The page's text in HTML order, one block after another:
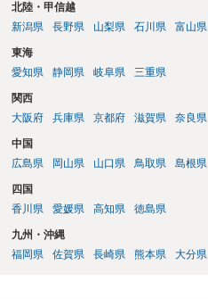
北陸・甲信越
新潟県
長野県 山梨県 石川県 富山県
東海
愛知県
静岡県 岐阜県 三重県
関西
大阪府
兵庫県 京都府 滋賀県 奈良県
中国
広島県
岡山県 山口県 鳥取県 島根県
四国
香川県
愛媛県 高知県 徳島県
九州・沖縄
福岡県
佐賀県 長崎県 熊本県 大分県